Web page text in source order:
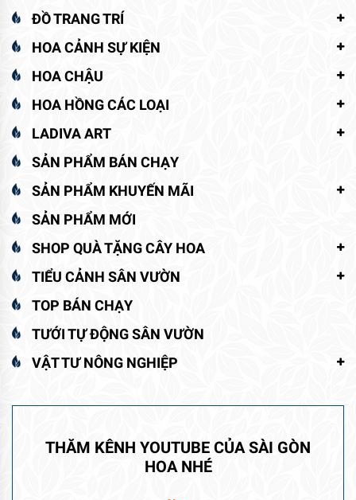
ĐỒ TRANG TRÍ
HOA CẢNH SỰ KIỆN
HOA CHẬU
HOA HỒNG CÁC LOẠI
LADIVA ART
SẢN PHẨM BÁN CHẠY
SẢN PHẨM KHUYẾN MÃI
SẢN PHẨM MỚI
SHOP QUÀ TẶNG CÂY HOA
TIỂU CẢNH SÂN VƯỜN
TOP BÁN CHẠY
TƯỚI TỰ ĐỘNG SÂN VƯỜN
VẬT TƯ NÔNG NGHIỆP
THĂM KÊNH YOUTUBE CỦA SÀI GÒN
HOA NHÉ